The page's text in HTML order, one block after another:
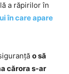
a răpirilor în
în care apare
o să
cărora s-ar